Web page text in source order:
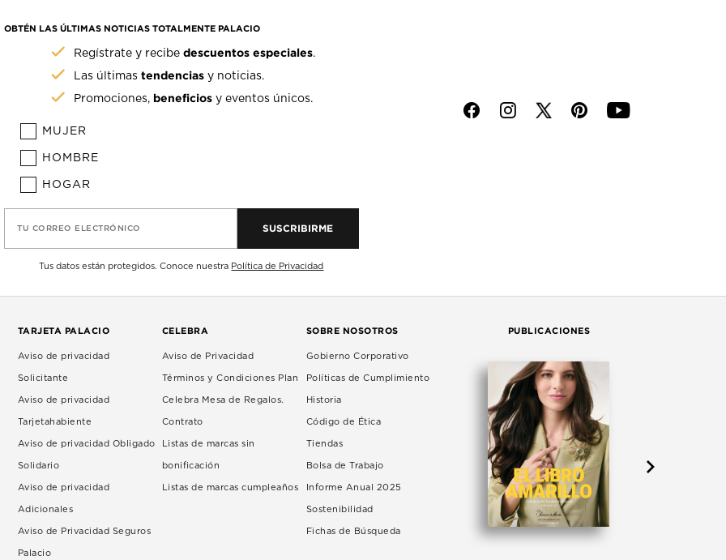
OBTÉN LAS ÚLTIMAS NOTICIAS TOTALMENTE PALACIO
Regístrate y recibedescuentos especiales.
Las últimastendencias y noticias.
Promociones, beneficios y eventos únicos.
MUJER
HOMBRE
HOGAR
TU CORREO ELECTRÓNICO SUSCRIBIRME
Tus datos están protegidos. Conoce nuestra Política de Privacidad
f i p y
TARJETA PALACIO
Aviso de privacidad
Solicitante
Aviso de privacidad
Tarjetahabiente
Aviso de privacidad Obligado
Solidario
Aviso de privacidad
Adicionales
Aviso de Privacidad Seguros
Palacio
CELEBRA
Aviso de Privacidad
Términos y Condiciones Plan
Celebra Mesa de Regalos.
Contrato
Listas de marcas sin
bonificación
Listas de marcas cumpleaños
SOBRE NOSOTROS
Gobierno Corporativo
Políticas de Cumplimiento
Historia
Código de Ética
Tiendas
Bolsa de Trabajo
Informe Anual 2025
Sostenibilidad
Fichas de Búsqueda
PUBLICACIONES